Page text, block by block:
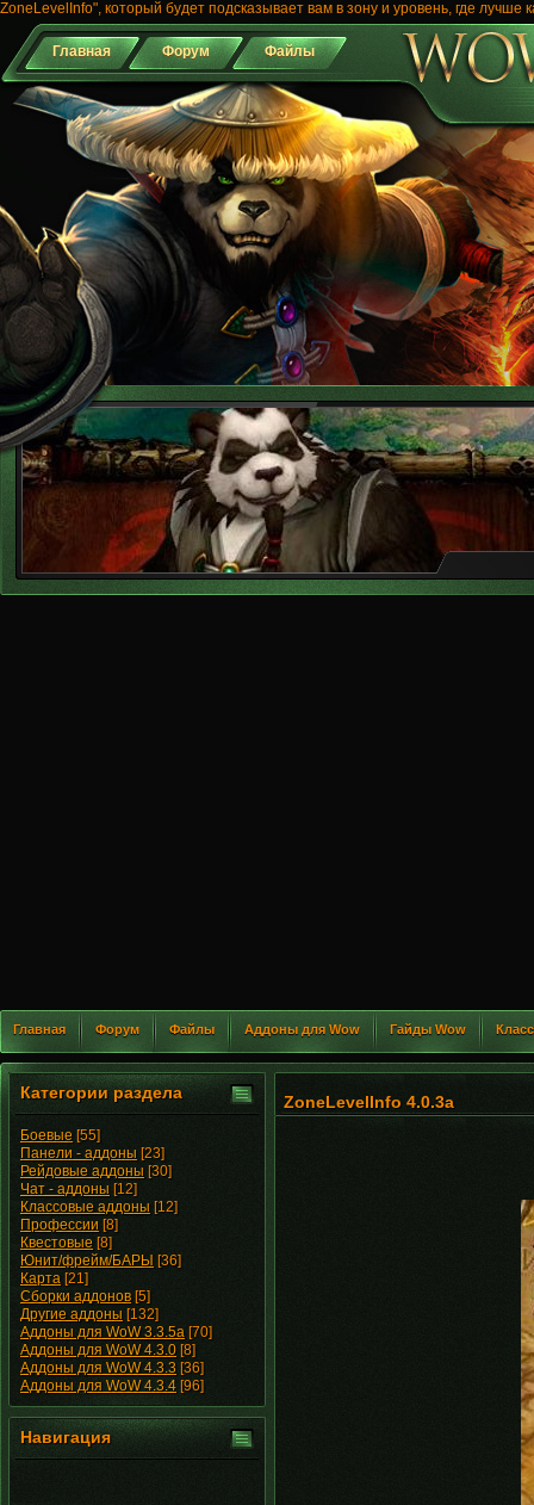
ZoneLevelInfo", который будет подсказывает вам в зону и уровень, где лучше
Главная Форум Файлы
Главная Форум Файлы Аддоны для Wow Гайды Wow
Категории раздела
Боевые [55]
Панели - аддоны [23]
Рейдовые аддоны [30]
Чат - аддоны [12]
Классовые аддоны [12]
Профессии [8]
Квестовые [8]
Юнит/фрейм/БАРЫ [36]
Карта [21]
Сборки аддонов [5]
Другие аддоны [132]
Аддоны для WoW 3.3.5a [70]
Аддоны для WoW 4.3.0 [8]
Аддоны для WoW 4.3.3 [36]
Аддоны для WoW 4.3.4 [96]
Навигация
ZoneLevelInfo 4.0.3a